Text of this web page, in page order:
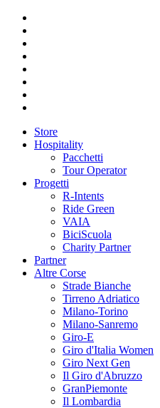
Store
Hospitality
Pacchetti
Tour Operator
Progetti
R-Intents
Ride Green
VAIA
BiciScuola
Charity Partner
Partner
Altre Corse
Strade Bianche
Tirreno Adriatico
Milano-Torino
Milano-Sanremo
Giro-E
Giro d'Italia Women
Giro Next Gen
Il Giro d'Abruzzo
GranPiemonte
Il Lombardia